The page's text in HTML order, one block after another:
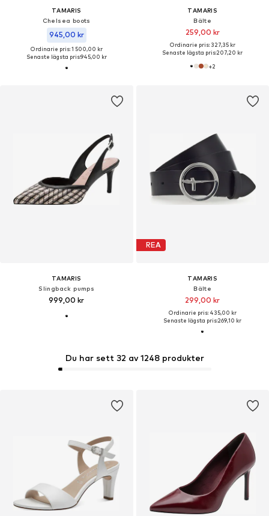
Du har sett 32 av 1248 produkter
TAMARIS
Chelsea boots
945,00 kr
Ordinarie pris: 1 500,00 kr
Senaste lägsta pris:945,00 kr
TAMARIS
Bälte
259,00 kr
Ordinarie pris: 327,35 kr
Senaste lägsta pris:207,20 kr
+2
TAMARIS
Slingback pumps
999,00 kr
REA
TAMARIS
Bälte
299,00 kr
Ordinarie pris: 435,00 kr
Senaste lägsta pris:269,10 kr